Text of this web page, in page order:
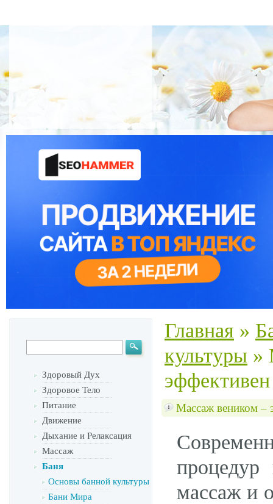
Здоровый Дух
Здоровое Тело
Питание
Движение
Дыхание и Релаксация
Массаж
Баня
Основы банной культуры
Бани Мира
Главная »
культуры »
Массаж веником –
массаж и